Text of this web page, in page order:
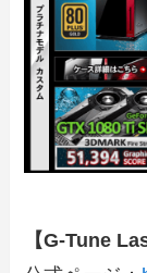
【G-Tune